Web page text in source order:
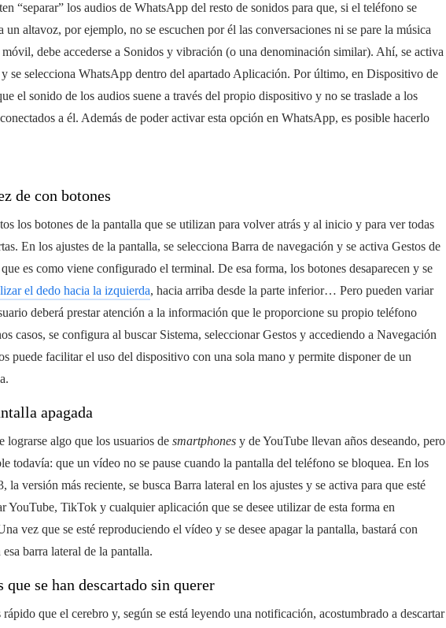
“separar” los audios de WhatsApp del resto de sonidos para que, si el teléfono se
altavoz, por ejemplo, no se escuchen por él las conversaciones ni se pare la música
debe accederse a Sonidos y vibración (o una denominación similar). Ahí, se activa
se selecciona WhatsApp dentro del apartado Aplicación. Por último, en Dispositivo de
el sonido de los audios suene a través del propio dispositivo y no se traslade a los
a él. Además de poder activar esta opción en WhatsApp, es posible hacerlo
de con botones
los botones de la pantalla que se utilizan para volver atrás y al inicio y para ver todas
En los ajustes de la pantalla, se selecciona Barra de navegación y se activa Gestos de
es como viene configurado el terminal. De esa forma, los botones desaparecen y se
el dedo hacia la izquierda, hacia arriba desde la parte inferior… Pero pueden variar
deberá prestar atención a la información que le proporcione su propio teléfono
casos, se configura al buscar Sistema, seleccionar Gestos y accediendo a Navegación
puede facilitar el uso del dispositivo con una sola mano y permite disponer de un
apagada
lograrse algo que los usuarios de smartphones y de YouTube llevan años deseando, pero
todavía: que un vídeo no se pause cuando la pantalla del teléfono se bloquea. En los
versión más reciente, se busca Barra lateral en los ajustes y se activa para que esté
YouTube, TikTok y cualquier aplicación que se desee utilizar de esta forma en
vez que se esté reproduciendo el vídeo y se desee apagar la pantalla, bastará con
barra lateral de la pantalla.
se han descartado sin querer
que el cerebro y, según se está leyendo una notificación, acostumbrado a descartar